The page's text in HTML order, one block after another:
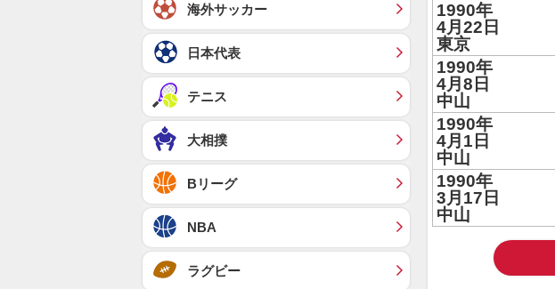
1990年
4月22日
東京
1990年
4月8日
中山
1990年
4月1日
中山
1990年
3月17日
中山
海外サッカー
日本代表
テニス
大相撲
Bリーグ
NBA
ラグビー